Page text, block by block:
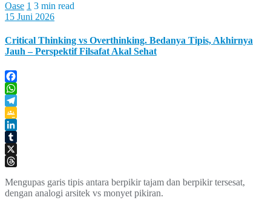
Oase 1 3 min read
15 Juni 2026
Critical Thinking vs Overthinking. Bedanya Tipis, Akhirnya
Jauh – Perspektif Filsafat Akal Sehat
Facebook
WhatsApp
Telegram
Google
Classroom
LinkedIn
Tumblr
X
Mengupas garis tipis antara berpikir tajam dan berpikir tersesat,
dengan analogi arsitek vs monyet pikiran.